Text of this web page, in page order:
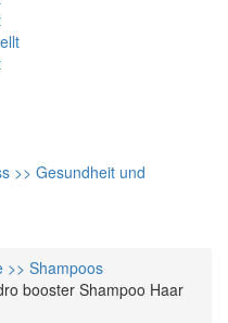
>> Gesundheit und
>> Shampoos
booster Shampoo Haar